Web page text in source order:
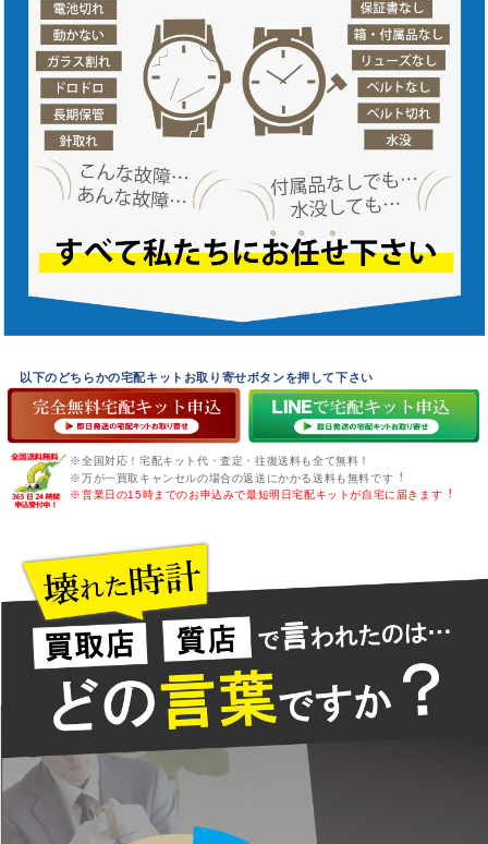
以下のどちらかの宅配キットお取り寄せボタンを押して下さい
※全国対応！宅配キット代・査定・往復送料も全て無料！
※万が一買取キャンセルの場合の返送にかかる送料も無料です︕
※営業日の15時までのお申込みで最短明日宅配キットが自宅に届きます︕